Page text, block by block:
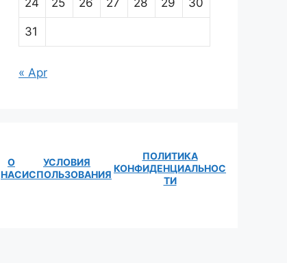
24 25 26 27 28 29 30
31
« Apr
О
НАС
УСЛОВИЯ
ИСПОЛЬЗОВАНИЯ
ПОЛИТИКА
КОНФИДЕНЦИАЛЬНОС
ТИ